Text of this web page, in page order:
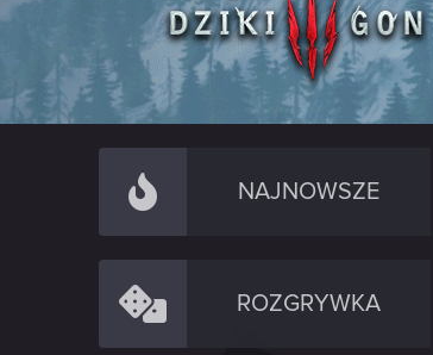
NAJNOWSZE
ROZGRYWKA